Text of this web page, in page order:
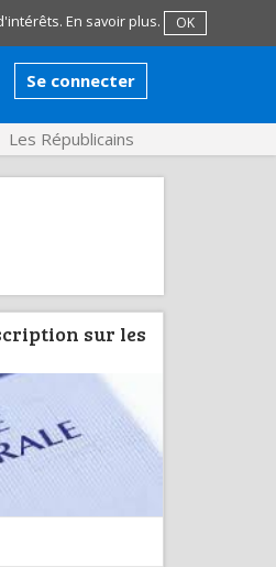
En savoir plus. OK
Se connecter
Les Républicains
sur les